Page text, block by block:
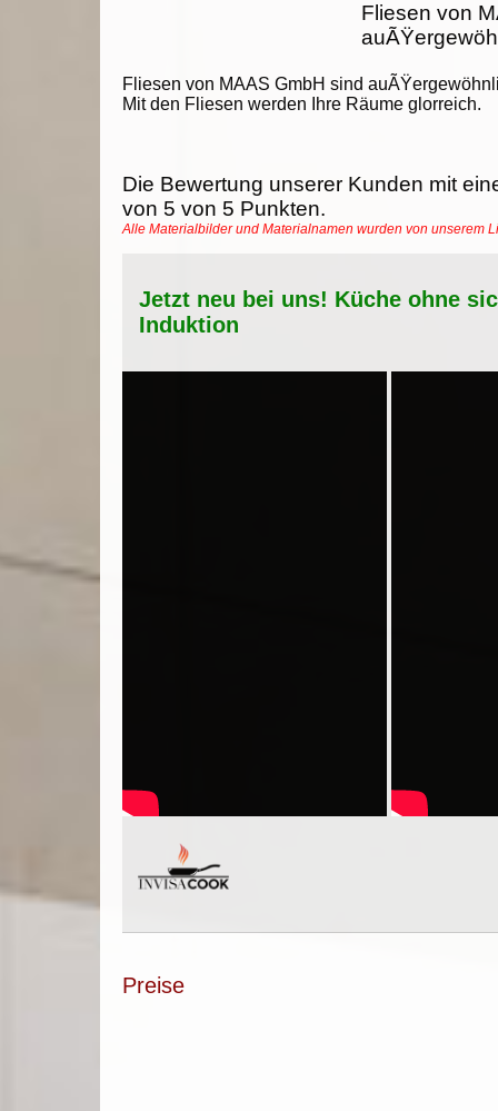
Fliesen von MAAS GmbH sind
Mit den Fliesen werden Ihre Räume glorreich.
Fliesen von
Die Bewertung unserer Kunden mit
von 5 von 5 Punkten.
Alle Materialbilder und Materialnamen wurden von unserem
Jetzt neu bei uns! Küche ohne
Induktion
Preise